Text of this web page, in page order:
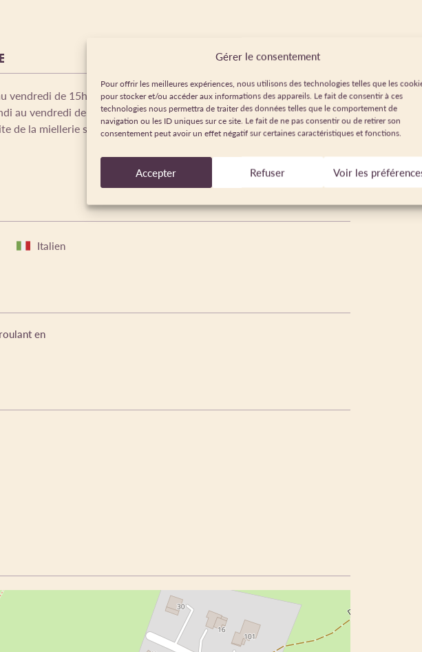
Gérer le consentement
Pour offrir les meilleures expériences, nous utilisons des technologies telles que les
pour stocker et/ou accéder aux informations des appareils. Le fait de consentir à ces
technologies nous permettra de traiter des données telles que le comportement de
navigation ou les ID uniques sur ce site. Le fait de ne pas consentir ou de retirer son
consentement peut avoir un effet négatif sur certaines caractéristiques et fonctions.
Accepter Refuser Voir les
vendredi de 15h à 18h
au vendredi de 15h à 18h
de la miellerie sont possibles toute l'année sur rdv par téléphone au
Italien
en